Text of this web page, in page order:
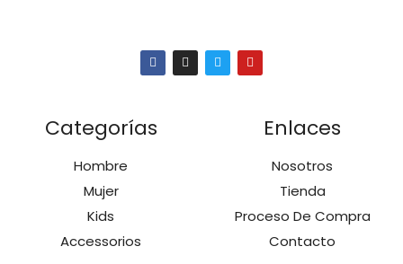
Categorías
Hombre
Mujer
Kids
Accessorios
Enlaces
Nosotros
Tienda
Proceso De Compra
Contacto